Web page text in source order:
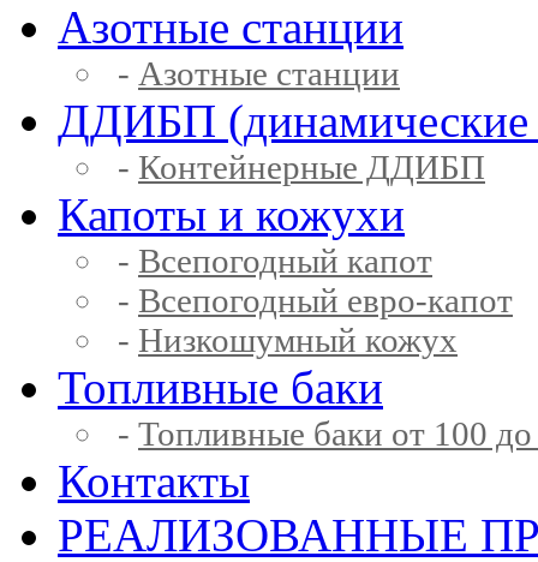
Азотные станции
- Азотные станции
ДДИБП
- Контейнерные ДДИБП
Капоты и кожухи
- Всепогодный капот
- Всепогодный евро-капот
- Низкошумный кожух
Топливные баки
- Топливные баки от 100
Контакты
РЕАЛИЗОВАННЫЕ